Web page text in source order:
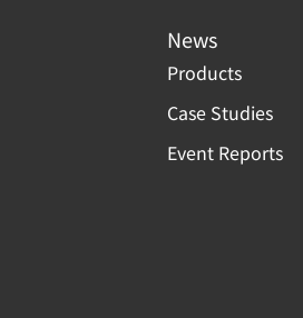
News
Products
Case Studies
Event Reports